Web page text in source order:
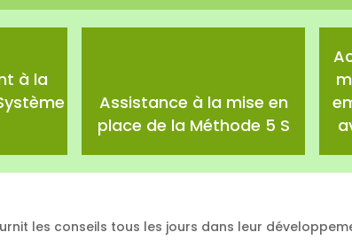
à la
Assistance à la mise en
place de la Méthode 5 S
les conseils tous les jours dans leur